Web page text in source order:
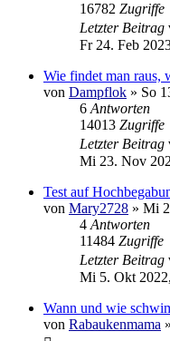
16782 Zugriffe
Letzter Beitrag
Fr 24. Feb
Wie findet man raus,
von Dampflok » So
6 Antworten
14013 Zugriffe
Letzter Beitrag
Mi 23. Nov
Test auf
von Mary2728 » Mi
4 Antworten
11484 Zugriffe
Letzter Beitrag
Mi 5. Okt
Wann und wie
von Rabaukenmama »